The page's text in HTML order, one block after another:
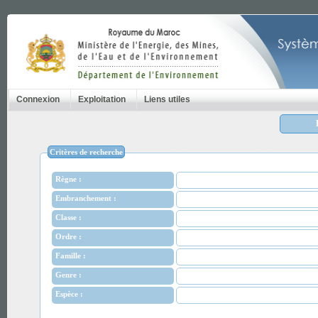
Connexion Exploitation Liens utiles
Critères de recherche
Règne :
Embranchement :
Classe :
Ordre :
Famille :
Genre :
Espèce :